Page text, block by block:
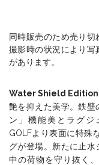
同時販売のため売り切
撮影時の状況により写
があります。
Water Shield Edition
艶を抑えた美学。鉄壁
ン」機能美とラグジ
GOLFより表面に特殊
グが登場。新たに止水
中の荷物を守り抜く